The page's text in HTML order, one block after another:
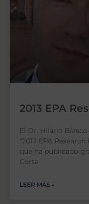
2013 EPA
El Dr. Hilario
“2013 EPA
que ha publicado
Corta
LEER MÁS »